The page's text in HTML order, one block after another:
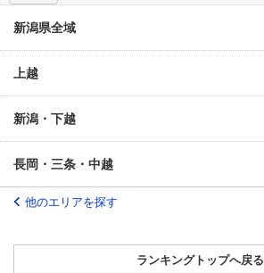
新潟県全域
上越
新潟・下越
長岡・三条・中越
他のエリアを探す
ランキングトップへ戻る